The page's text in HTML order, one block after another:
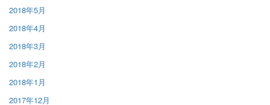
2018年5月
2018年4月
2018年3月
2018年2月
2018年1月
2017年12月